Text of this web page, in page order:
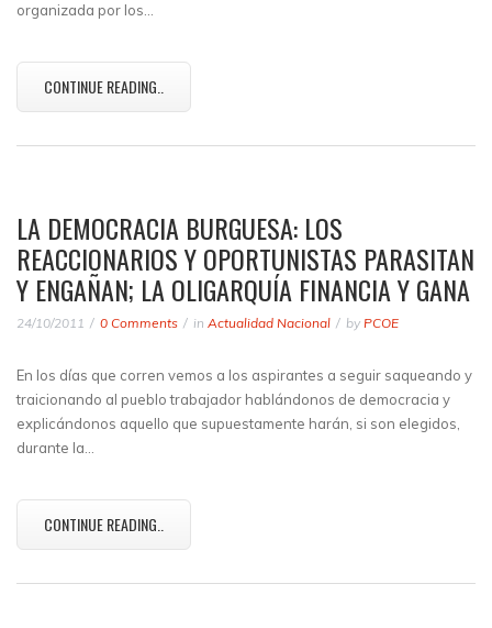
organizada por los…
CONTINUE READING..
LA DEMOCRACIA BURGUESA: LOS
REACCIONARIOS Y OPORTUNISTAS PARASITAN
Y ENGAÑAN; LA OLIGARQUÍA FINANCIA Y GANA
24/10/2011 0 Comments in Actualidad Nacional by PCOE
En los días que corren vemos a los aspirantes a seguir saqueando y
traicionando al pueblo trabajador hablándonos de democracia y
explicándonos aquello que supuestamente harán, si son elegidos,
durante la…
CONTINUE READING..